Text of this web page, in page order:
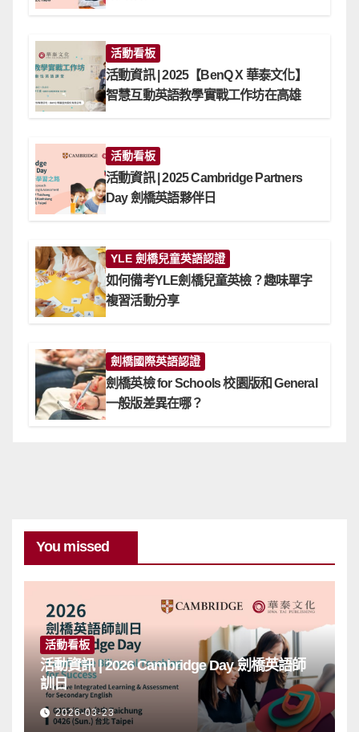
活動看板
活動資訊 | 2025【BenQ X 華泰文化】
智慧互動英語教學實戰工作坊在高雄
活動看板
活動資訊 | 2025 Cambridge Partners
Day 劍橋英語夥伴日
YLE 劍橋兒童英語認證
如何備考YLE劍橋兒童英檢？趣味單字
複習活動分享
劍橋國際英語認證
劍橋英檢 for Schools 校園版和 General
一般版差異在哪？
You missed
活動看板
活動資訊 | 2026 Cambridge Day 劍橋英語師
訓日
2026-03-23